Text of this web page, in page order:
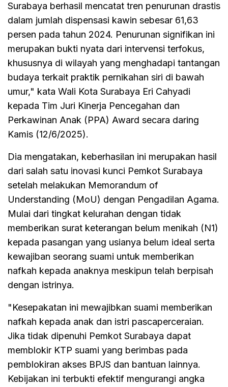
Surabaya berhasil mencatat tren penurunan drastis
dalam jumlah dispensasi kawin sebesar 61,63
persen pada tahun 2024. Penurunan signifikan ini
merupakan bukti nyata dari intervensi terfokus,
khususnya di wilayah yang menghadapi tantangan
budaya terkait praktik pernikahan siri di bawah
umur," kata Wali Kota Surabaya Eri Cahyadi
kepada Tim Juri Kinerja Pencegahan dan
Perkawinan Anak (PPA) Award secara daring
Kamis (12/6/2025).
Dia mengatakan, keberhasilan ini merupakan hasil
dari salah satu inovasi kunci Pemkot Surabaya
setelah melakukan Memorandum of
Understanding (MoU) dengan Pengadilan Agama.
Mulai dari tingkat kelurahan dengan tidak
memberikan surat keterangan belum menikah (N1)
kepada pasangan yang usianya belum ideal serta
kewajiban seorang suami untuk memberikan
nafkah kepada anaknya meskipun telah berpisah
dengan istrinya.
"Kesepakatan ini mewajibkan suami memberikan
nafkah kepada anak dan istri pascaperceraian.
Jika tidak dipenuhi Pemkot Surabaya dapat
memblokir KTP suami yang berimbas pada
pemblokiran akses BPJS dan bantuan lainnya.
Kebijakan ini terbukti efektif mengurangi angka